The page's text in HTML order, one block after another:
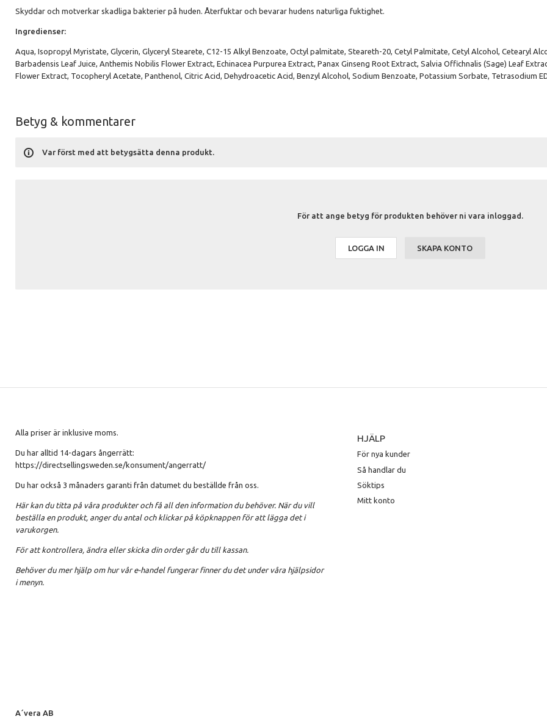
Skyddar och motverkar skadliga bakterier på huden. Återfuktar och bevarar hudens naturliga fuktighet.
Ingredienser:
Aqua, Isopropyl Myristate, Glycerin, Glyceryl Stearete, C12-15 Alkyl Benzoate, Octyl palmitate, Steareth-20, Cetyl Palmitate, Cetyl Alcohol, Cetearyl
Barbadensis Leaf Juice, Anthemis Nobilis Flower Extract, Echinacea Purpurea Extract, Panax Ginseng Root Extract, Salvia Offichnalis (Sage) Leaf
Flower Extract, Tocopheryl Acetate, Panthenol, Citric Acid, Dehydroacetic Acid, Benzyl Alcohol, Sodium Benzoate, Potassium Sorbate, Tetrasodium
Betyg & kommentarer
För att ange betyg för produkten behöver ni vara inloggad.
LOGGA IN SKAPA KONTO
Var först med att betygsätta denna produkt.
Alla priser är inklusive moms.
Du har alltid 14-dagars ångerrätt:
https://directsellingsweden.se/konsument/angerratt/
Du har också 3 månaders garanti från datumet du beställde från oss.
Här kan du titta på våra produkter och få all den information du behöver. När du vill
beställa en produkt, anger du antal och klickar på köpknappen för att lägga det i
varukorgen.
För att kontrollera, ändra eller skicka din order går du till kassan.
Behöver du mer hjälp om hur vår e-handel fungerar finner du det under våra hjälpsidor
i menyn.
A´vera AB
HJÄLP
För nya kunder
Så handlar du
Söktips
Mitt konto